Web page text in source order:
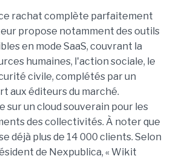
rachat complète parfaitement
propose notamment des outils
en mode SaaS, couvrant la
humaines, l'action sociale, le
civile, complétés par un
aux éditeurs du marché.
sur un cloud souverain pour les
des collectivités. À noter que
déjà plus de 14 000 clients. Selon
de Nexpublica, « Wikit